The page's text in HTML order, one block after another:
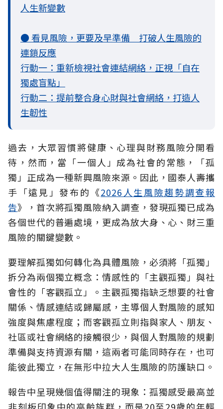
人生新變數
● 看見風險，更要及早準備 打破人生風險的
連鎖反應
行動一：重新檢視社會連結網絡，正視「自在
獨處盲點」
行動二：提前整合身心財與社會網絡，打造人
生韌性
過去，大眾習慣將健康、心理與財務風險分開看
待，然而，當「一個人」成為社會的常態，「孤
獨」正成為一種新興風險來源。因此，國泰人壽攜
手「遠見」發布的《2026人生風險趨勢調查報
告》，首次將孤獨風險納入調查，發現孤獨已成為
各個世代的普遍處境，更成為放大身、心、財三重
風險的關鍵變數。
要理解孤獨如何轉化為具體風險，必須將「孤獨」
拆分為兩個獨立概念：情感性的「主觀孤獨」與社
會性的「客觀孤立」。主觀孤獨指缺乏想要的社會
關係、情感連結或歸屬感，主導個人對風險的感知
強度與焦慮程度；而客觀孤立則指與家人、朋友、
社區或社會網絡的接觸很少，與個人對風險的規劃
準備與支持資源有關，這兩者可能同時存在，也可
能彼此獨立，在無形中拉大人生風險的防護缺口。
報告中呈現幾個值得關注的現象：孤獨感受最高並